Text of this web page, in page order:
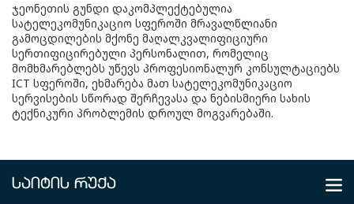
ჯეონეთის გუნდი დაკომპლექტებულია
სატელეკომუნიკაციო სფეროში მრავალწლიანი
გამოცდილების მქონე მაღალკვალიფიციური
სერთიფიცირებული პერსონალით, რომელიც
მომხმარებლებს უწევს პროფესიონალურ კონსულტაციებს
ICT სფეროში, ეხმარება მათ სატელეკომუნიკაციო
სერვისების სწორად შერჩევასა და ნებისმიერი სახის
ტექნიკური პრობლემის დროულ მოგვარებაში.
ᲡᲐᲘᲢᲘᲡ ᲠᲣᲥᲐ